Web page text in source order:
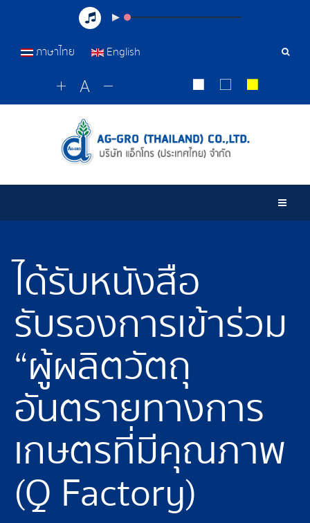
เครื่อ
ภาษาไทย English
ได้รับหนังสือ
รับรองการเข้าร่วม
“ผู้ผลิตวัตถุ
อันตรายทางการ
เกษตรที่มีคุณภาพ
(Q Factory)